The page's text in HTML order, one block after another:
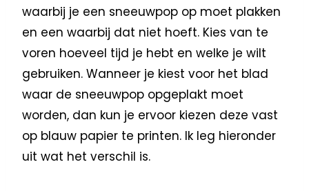
waarbij je een sneeuwpop op moet plakken
en een waarbij dat niet hoeft. Kies van te
voren hoeveel tijd je hebt en welke je wilt
gebruiken. Wanneer je kiest voor het blad
waar de sneeuwpop opgeplakt moet
worden, dan kun je ervoor kiezen deze vast
op blauw papier te printen. Ik leg hieronder
uit wat het verschil is.